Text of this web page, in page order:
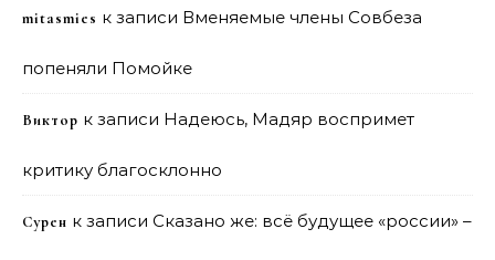
mitasmies к записи Вменяемые члены Совбеза
попеняли Помойке
Виктор к записи Надеюсь, Мадяр воспримет
критику благосклонно
Сурен к записи Сказано же: всё будущее «россии» –